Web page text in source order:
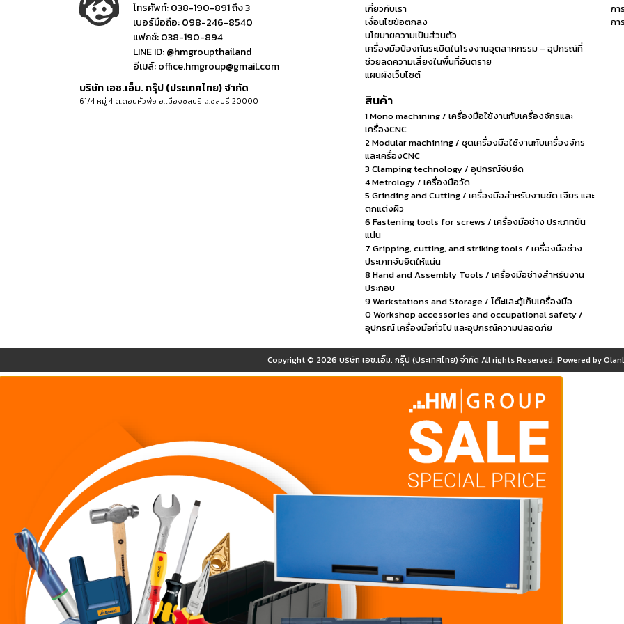
โทรศัพท์:038-190-891 ถึง 3
เบอร์มือถือ:098-246-8540
แฟกซ์:038-190-894
LINE ID:@hmgroupthailand
อีเมล์:office.hmgroup@gmail.com
บริษัท เอช.เอ็ม. กรุ๊ป (ประเทศไทย) จำกัด
61/4 หมู่ 4 ต.ดอนหัวฬ่อ อ.เมืองชลบุรี จ.ชลบุรี 20000
เกี่ยวกับเรา
เงื่อนไขข้อตกลง
นโยบายความเป็นส่วนตัว
เครื่องมือป้องกันระเบิดในโรงงานอุตสาหกรรม – อุปกรณ์ที่
ช่วยลดความเสี่ยงในพื้นที่อันตราย
แผนผังเว็บไซต์
กา
กา
สินค้า
1 Mono machining / เครื่องมือใช้งานกับเครื่องจักรและ
เครื่องCNC
2 Modular machining / ชุดเครื่องมือใช้งานกับเครื่องจักร
และเครื่องCNC
3 Clamping technology / อุปกรณ์จับยึด
4 Metrology / เครื่องมือวัด
5 Grinding and Cutting / เครื่องมือสำหรับงานขัด เจียร และ
ตกแต่งผิว
6 Fastening tools for screws / เครื่องมือช่าง ประเภทขัน
แน่น
7 Gripping, cutting, and striking tools / เครื่องมือช่าง
ประเภทจับยึดให้แน่น
8 Hand and Assembly Tools / เครื่องมือช่างสำหรับงาน
ประกอบ
9 Workstations and Storage / โต๊ะและตู้เก็บเครื่องมือ
0 Workshop accessories and occupational safety /
อุปกรณ์ เครื่องมือทั่วไป และอุปกรณ์ความปลอดภัย
Copyright © 2026 บริษัท เอช.เอ็ม. กรุ๊ป (ประเทศไทย) จำกัด All rights Reserved. Powered by